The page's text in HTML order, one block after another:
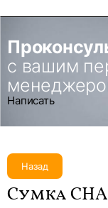
с вашим
Написать
Назад
Сумка